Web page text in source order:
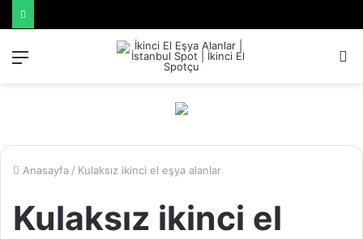
Anasayfa / Kulaksız ikinci el eşya alanlar
Kulaksız ikinci el